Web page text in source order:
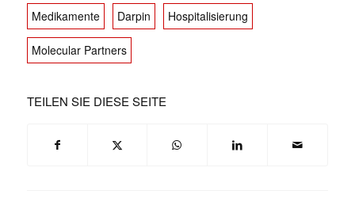
Medikamente Darpin Hospitalisierung
Molecular Partners
TEILEN SIE DIESE SEITE